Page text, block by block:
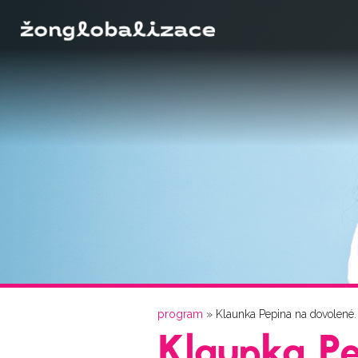
Jste zde
program » Klaunka Pepina na dovolené.